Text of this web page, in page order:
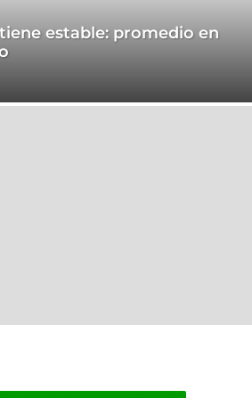
estable: promedio en